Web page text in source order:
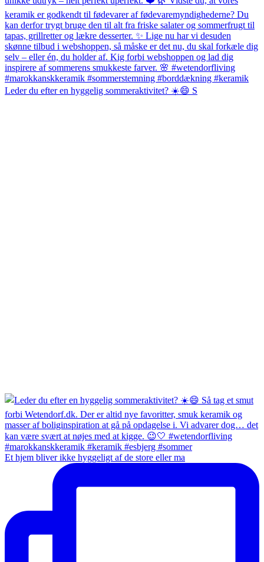
Leder du efter en hyggelig sommeraktivitet? ☀️😄 S
Et hjem bliver ikke hyggeligt af de store eller ma